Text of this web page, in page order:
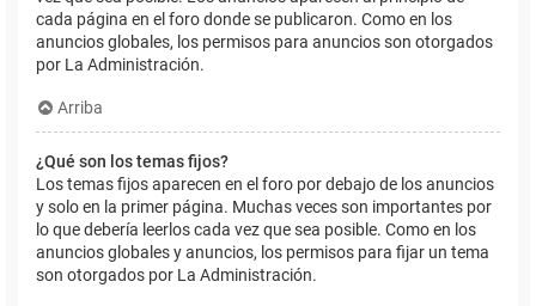
cada página en el foro donde se publicaron. Como en los
anuncios globales, los permisos para anuncios son otorgados
por La Administración.
Arriba
¿Qué son los temas fijos?
Los temas fijos aparecen en el foro por debajo de los anuncios
y solo en la primer página. Muchas veces son importantes por
lo que debería leerlos cada vez que sea posible. Como en los
anuncios globales y anuncios, los permisos para fijar un tema
son otorgados por La Administración.